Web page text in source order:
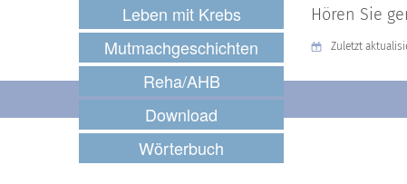
Leben mit Krebs
Mutmachgeschichten
Reha/AHB
Download
Wörterbuch
Hören Sie
Zuletzt